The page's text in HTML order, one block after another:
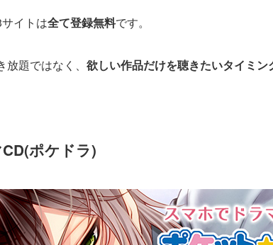
イトは全て登録無料です。
題ではなく、 欲しい作品だけを聴きたいタイミ
ポケドラ)